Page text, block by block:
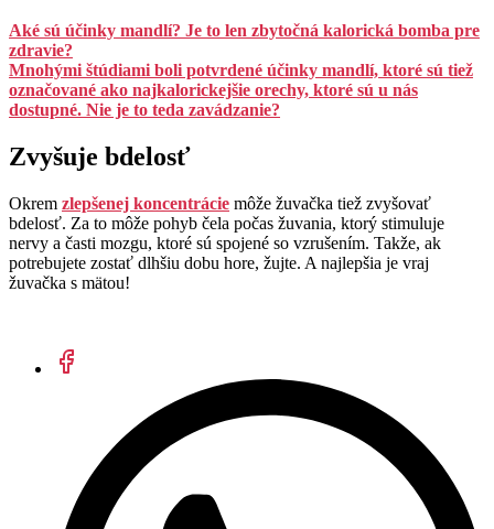
Aké sú účinky mandlí? Je to len zbytočná kalorická bomba pre
zdravie?
Mnohými štúdiami boli potvrdené účinky mandlí, ktoré sú tiež
označované ako najkalorickejšie orechy, ktoré sú u nás
dostupné. Nie je to teda zavádzanie?
Zvyšuje bdelosť
Okrem zlepšenej koncentrácie môže žuvačka tiež zvyšovať
bdelosť. Za to môže pohyb čela počas žuvania, ktorý stimuluje
nervy a časti mozgu, ktoré sú spojené so vzrušením. Takže, ak
potrebujete zostať dlhšiu dobu hore, žujte. A najlepšia je vraj
žuvačka s mätou!